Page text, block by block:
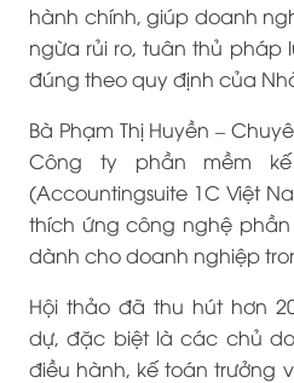
hành chính, giúp doanh
ngừa rủi ro, tuân thủ pháp
đúng theo quy định của
Bà Phạm Thị Huyền –
Công ty phần mềm
(Accountingsuite 1C Việt
thích ứng công nghệ
dành cho doanh nghiệp
Hội thảo đã thu hút hơn
dự, đặc biệt là các chủ
điều hành, kế toán trưởng